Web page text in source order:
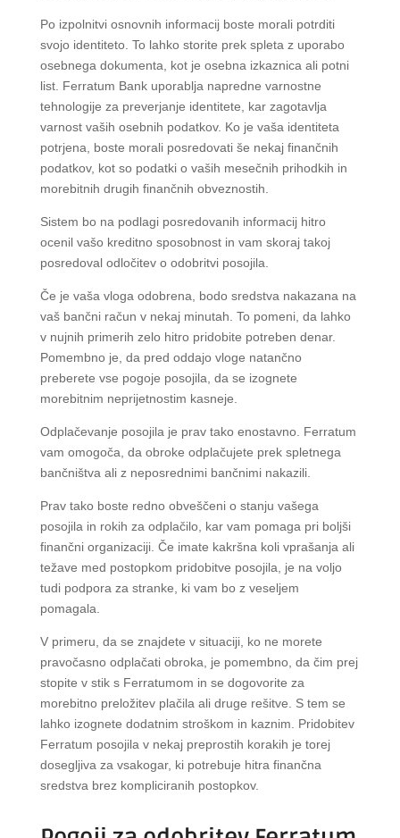
Po izpolnitvi osnovnih informacij boste morali potrditi
svojo identiteto. To lahko storite prek spleta z uporabo
osebnega dokumenta, kot je osebna izkaznica ali potni
list. Ferratum Bank uporablja napredne varnostne
tehnologije za preverjanje identitete, kar zagotavlja
varnost vaših osebnih podatkov. Ko je vaša identiteta
potrjena, boste morali posredovati še nekaj finančnih
podatkov, kot so podatki o vaših mesečnih prihodkih in
morebitnih drugih finančnih obveznostih.
Sistem bo na podlagi posredovanih informacij hitro
ocenil vašo kreditno sposobnost in vam skoraj takoj
posredoval odločitev o odobritvi posojila.
Če je vaša vloga odobrena, bodo sredstva nakazana na
vaš bančni račun v nekaj minutah. To pomeni, da lahko
v nujnih primerih zelo hitro pridobite potreben denar.
Pomembno je, da pred oddajo vloge natančno
preberete vse pogoje posojila, da se izognete
morebitnim neprijetnostim kasneje.
Odplačevanje posojila je prav tako enostavno. Ferratum
vam omogoča, da obroke odplačujete prek spletnega
bančništva ali z neposrednimi bančnimi nakazili.
Prav tako boste redno obveščeni o stanju vašega
posojila in rokih za odplačilo, kar vam pomaga pri boljši
finančni organizaciji. Če imate kakršna koli vprašanja ali
težave med postopkom pridobitve posojila, je na voljo
tudi podpora za stranke, ki vam bo z veseljem
pomagala.
V primeru, da se znajdete v situaciji, ko ne morete
pravočasno odplačati obroka, je pomembno, da čim prej
stopite v stik s Ferratumom in se dogovorite za
morebitno preložitev plačila ali druge rešitve. S tem se
lahko izognete dodatnim stroškom in kaznim. Pridobitev
Ferratum posojila v nekaj preprostih korakih je torej
dosegljiva za vsakogar, ki potrebuje hitra finančna
sredstva brez kompliciranih postopkov.